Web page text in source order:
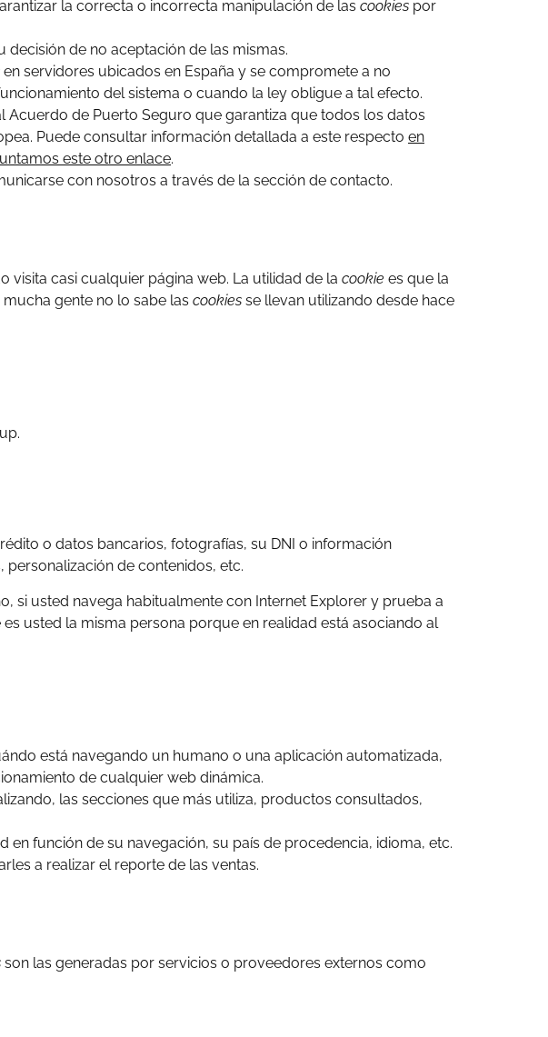
la correcta o incorrecta manipulación de las cookies por
de no aceptación de las mismas.
en servidores ubicados en España y se compromete a no
del sistema o cuando la ley obligue a tal efecto.
Acuerdo de Puerto Seguro que garantiza que todos los datos
Puede consultar información detallada a este respecto en
este otro enlace.
con nosotros a través de la sección de contacto.
visita casi cualquier página web. La utilidad de la cookie es que la
gente no lo sabe las cookies se llevan utilizando desde hace
o datos bancarios, fotografías, su DNI o información
de contenidos, etc.
si usted navega habitualmente con Internet Explorer y prueba a
usted la misma persona porque en realidad está asociando al
está navegando un humano o una aplicación automatizada,
de cualquier web dinámica.
las secciones que más utiliza, productos consultados,
función de su navegación, su país de procedencia, idioma, etc.
a realizar el reporte de las ventas.
son las generadas por servicios o proveedores externos como